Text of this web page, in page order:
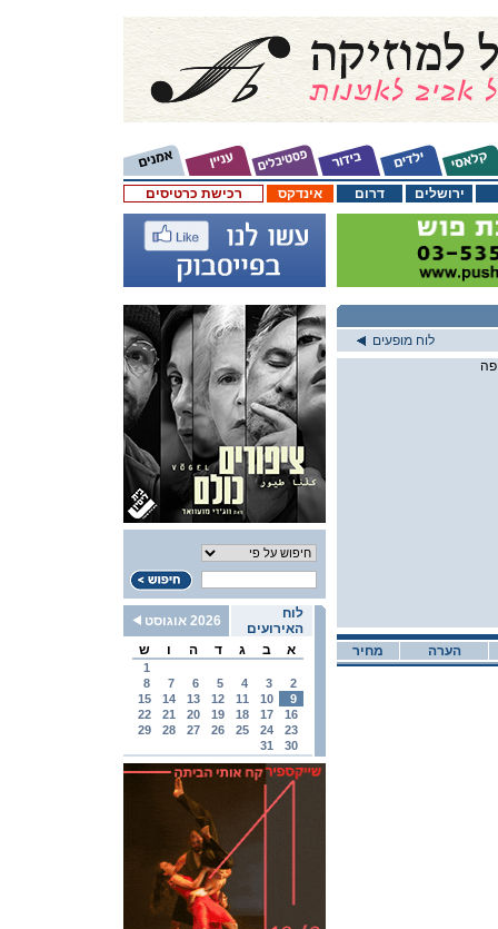
רכישת כרטיסים אינדקס דרום ירושלים
לוח
האירועים
2026 אוגוסט
א
ב ג ד ה ו ש
1
2
3
4
5
6
7
8
9
10
11
12
13
14
15
16
17
18
19
20
21
22
23
24
25
26
27
28
29
30
31
לוח מופעים
מחיר הערה